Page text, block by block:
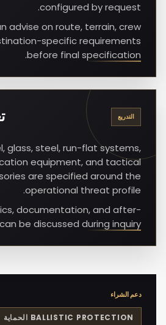
configured by request.
advise on route, terrain, crew
specific requirements
before final specification.
التدريع
glass, steel, run-flat systems,
equipment, and tactical
are specified around the
operational threat profile.
documentation, and after-
be discussed during inquiry.
دعم الشراء
BALLISTIC PROTECTION الحماية